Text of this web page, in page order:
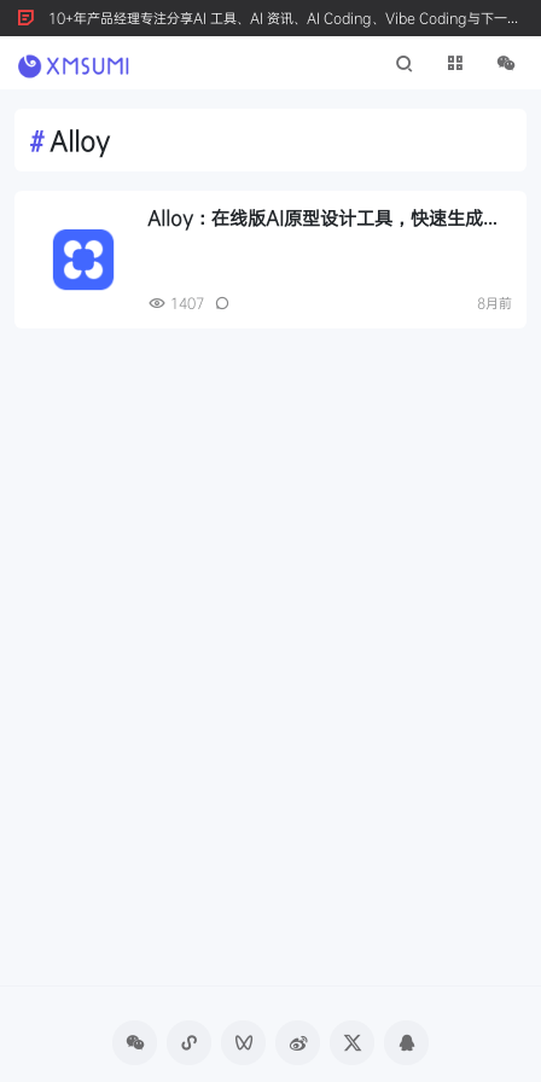
10+年产品经理专注分享AI 工具、AI 资讯、AI Coding、Vibe Coding与下一代
产品创新，按 Ctrl+D 收藏我们
#Alloy
Alloy：在线版AI原型设计工具，快速生成高
1407 8月前